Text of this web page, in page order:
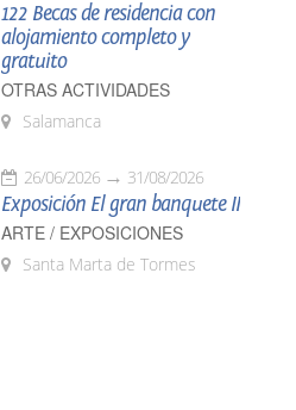
122 Becas de residencia con
alojamiento completo y
gratuito
OTRAS ACTIVIDADES
Salamanca
26/06/2026 31/08/2026
Exposición El gran banquete II
ARTE / EXPOSICIONES
Santa Marta de Tormes